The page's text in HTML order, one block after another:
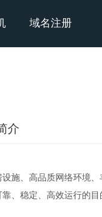
域名注册
介
施、高品质网络环境
、稳定、高效运行的